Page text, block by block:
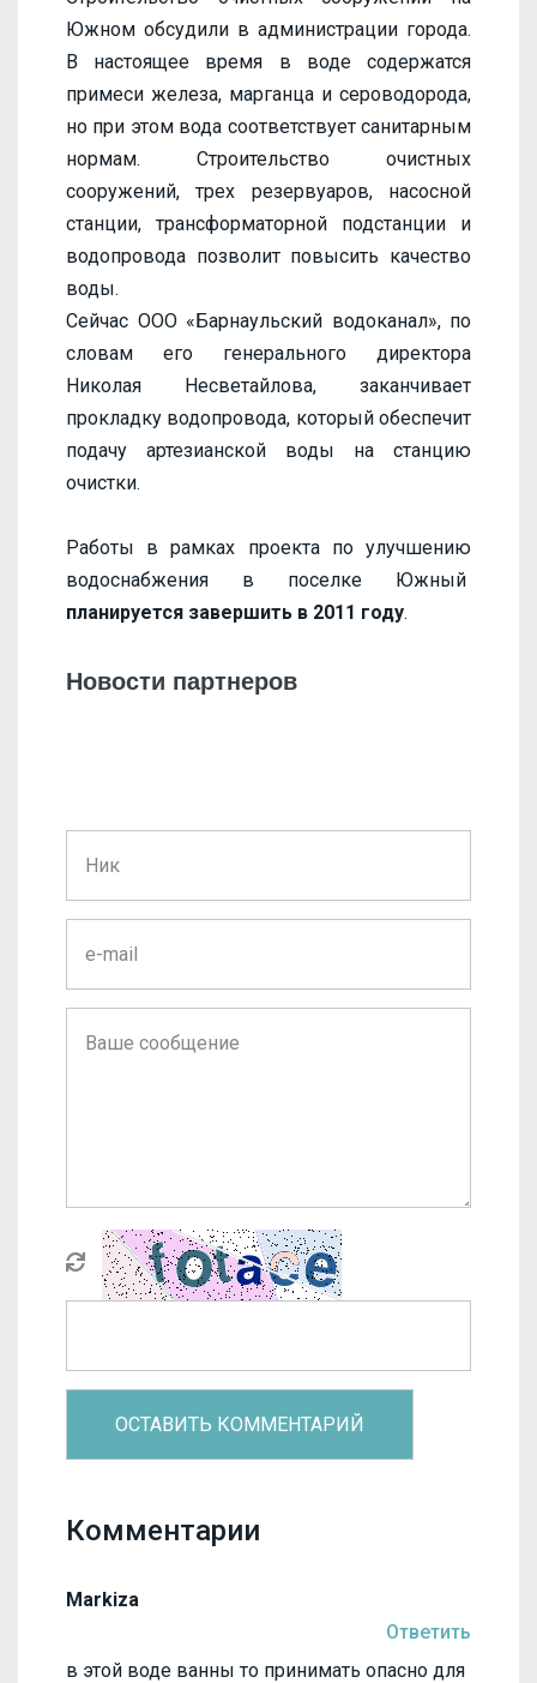
Южном обсудили в администрации города.
В настоящее время в воде содержатся
примеси железа, марганца и сероводорода,
но при этом вода соответствует санитарным
нормам. Строительство очистных
сооружений, трех резервуаров, насосной
станции, трансформаторной подстанции и
водопровода позволит повысить качество
воды.
Сейчас ООО «Барнаульский водоканал», по
словам его генерального директора
Николая Несветайлова, заканчивает
прокладку водопровода, который обеспечит
подачу артезианской воды на станцию
очистки.
Работы в рамках проекта по улучшению
водоснабжения в поселке Южный
планируется завершить в 2011 году.
Новости партнеров
Комментарии
Markiza
Ответить
в этой воде ванны то принимать опасно для